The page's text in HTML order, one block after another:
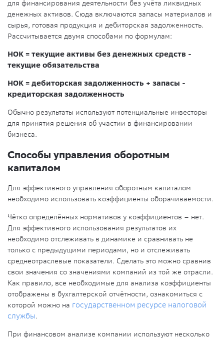
для финансирования деятельности без учёта ликвидных
денежных активов. Сюда включаются запасы материалов и
сырья, готовая продукция и дебиторская задолженность.
Рассчитывается двумя способами по формулам:
НОК = текущие активы без денежных средств -
текущие обязательства
НОК = дебиторская задолженность + запасы -
кредиторская задолженность
Обычно результаты используют потенциальные инвесторы
для принятия решения об участии в финансировании
бизнеса.
Способы управления оборотным
капиталом
Для эффективного управления оборотным капиталом
необходимо использовать коэффициенты оборачиваемости.
Чётко определённых нормативов у коэффициентов – нет.
Для эффективного использования результатов их
необходимо отслеживать в динамике и сравнивать не
только с предыдущими периодами, но и отслеживать
среднеотраслевые показатели. Сделать это можно сравнив
свои значения со значениями компаний из той же отрасли.
Как правило, все необходимые для анализа коэффициенты
отображены в бухгалтерской отчётности, ознакомиться с
которой можно на государственном ресурсе налоговой
службы.
При финансовом анализе компании используют несколько